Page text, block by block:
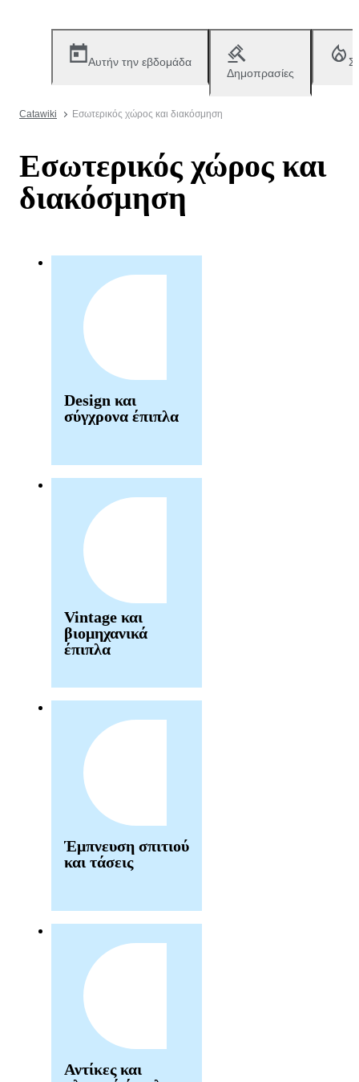
Αυτήν την εβδομάδα
Δημοπρασίες
Catawiki Εσωτερικός χώρος και διακόσμηση
Εσωτερικός χώρος και
διακόσμηση
Design και
σύγχρονα έπιπλα
Vintage και
βιομηχανικά
έπιπλα
Έμπνευση σπιτιού
και τάσεις
Αντίκες και